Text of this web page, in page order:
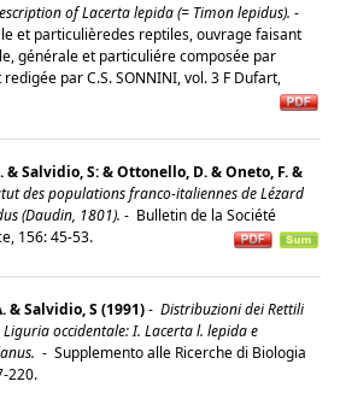
of Lacerta lepida (= Timon lepidus). -
et particulièredes reptiles, ouvrage faisant
générale et particuliére composée par
redigée par C.S. SONNINI, vol. 3 F Dufart,
& Salvidio, S: & Ottonello, D. & Oneto, F. &
des populations franco-italiennes de Lézard
(Daudin, 1801). - Bulletin de la Société
156: 45-53.
& Salvidio, S (1991)- Distribuzioni dei Rettili
occidentale: I. Lacerta l. lepida e
- Supplemento alle Ricerche di Biologia
220.